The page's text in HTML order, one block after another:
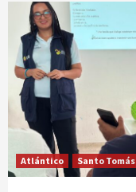
Atlántico Santo Tomás